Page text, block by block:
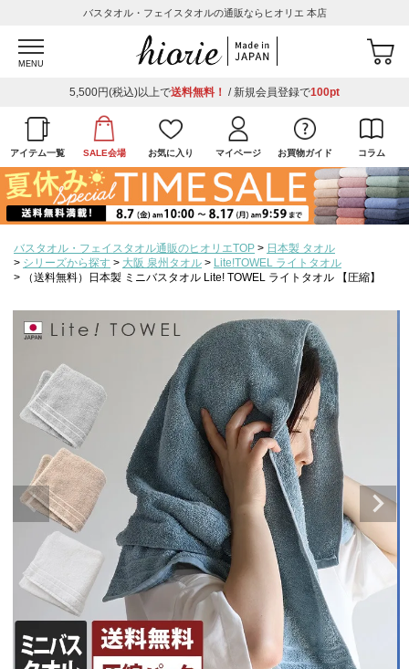
バスタオル・フェイスタオルの通販ならヒオリエ 本店
MENU
5,500円(税込)以上で送料無料！ / 新規会員登録で100pt
アイテム一覧 SALE会場 お気に入り マイページ お買物ガイド コラム
バスタオル・フェイスタオル通販のヒオリエTOP
日本製 タオル
シリーズから探す
大阪 泉州タオル
Lite!TOWEL ライトタオル
（送料無料）日本製 ミニバスタオル Lite! TOWEL ライトタオル 【圧縮】